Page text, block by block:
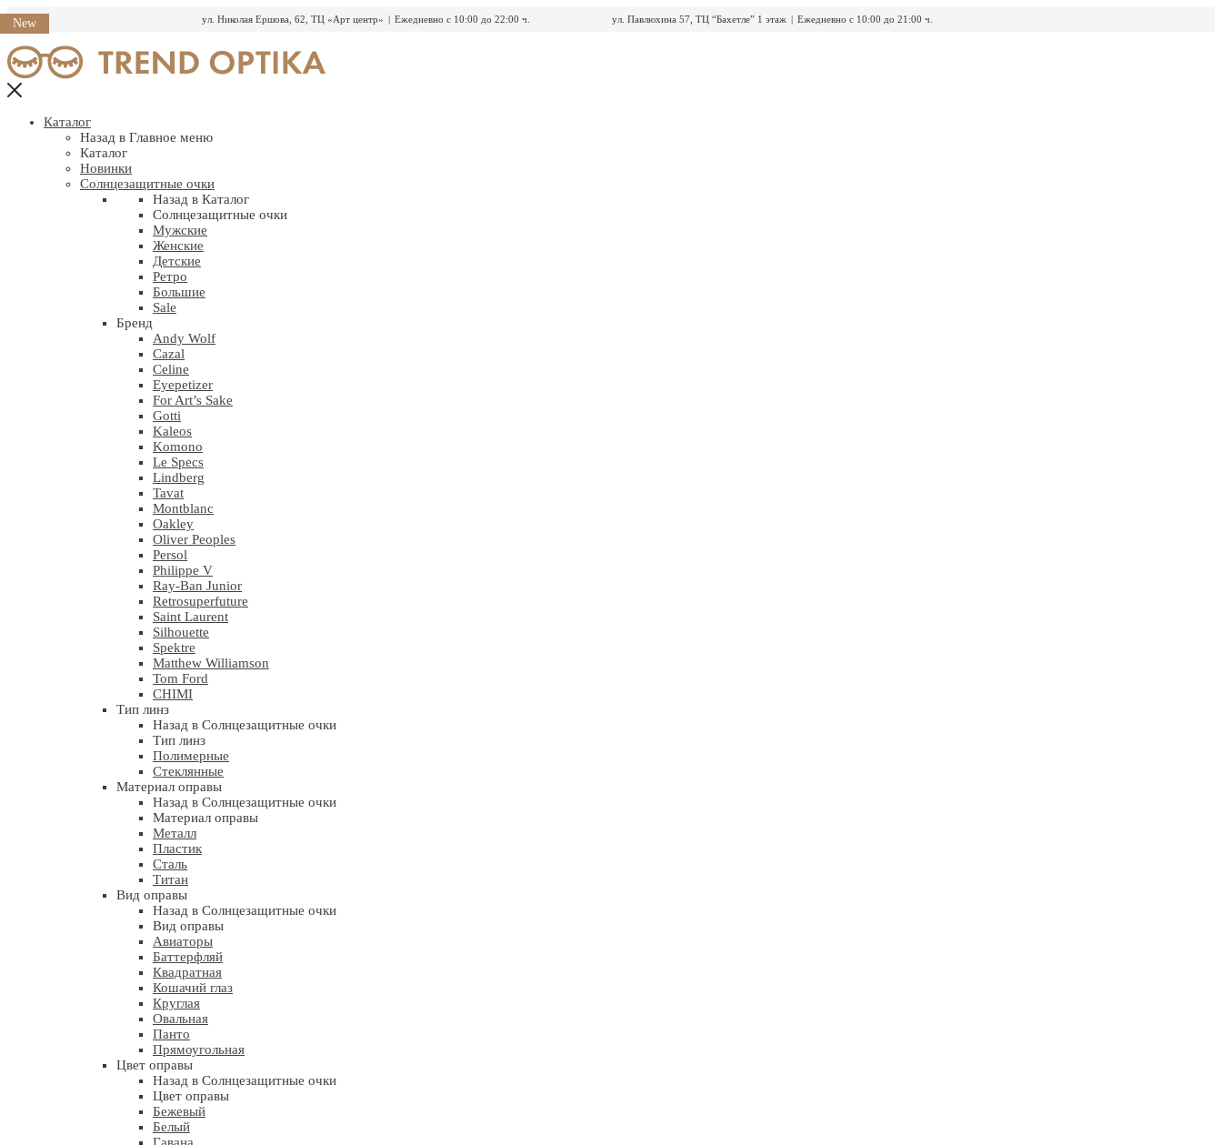
ул. Николая Ершова, 62, ТЦ «Арт центр» | Ежедневно с 10:00 до 22:00 ч. ул. Павлюхина 57, ТЦ “Бахетле” 1 этаж | Ежедневно с 10:00 до 21:00 ч.
Перейти
к
содержимому
Каталог
Назад в Главное меню
Каталог
Новинки
Солнцезащитные очки
Назад в Каталог
Солнцезащитные очки
Мужские
Женские
Детские
Ретро
Большие
Sale
Бренд
Andy Wolf
Cazal
Celine
Eyepetizer
For Art’s Sake
Gotti
Kaleos
Komono
Le Specs
Lindberg
Tavat
Montblanc
Oakley
Oliver Peoples
Persol
Philippe V
Ray-Ban Junior
Retrosuperfuture
Saint Laurent
Silhouette
Spektre
Matthew Williamson
Tom Ford
CHIMI
Тип линз
Назад в Солнцезащитные очки
Тип линз
Полимерные
Стеклянные
Материал оправы
Назад в Солнцезащитные очки
Материал оправы
Металл
Пластик
Сталь
Титан
Вид оправы
Назад в Солнцезащитные очки
Вид оправы
Авиаторы
Баттерфляй
Квадратная
Кошачий глаз
Круглая
Овальная
Панто
Прямоугольная
Цвет оправы
Назад в Солнцезащитные очки
Цвет оправы
Бежевый
Белый
New